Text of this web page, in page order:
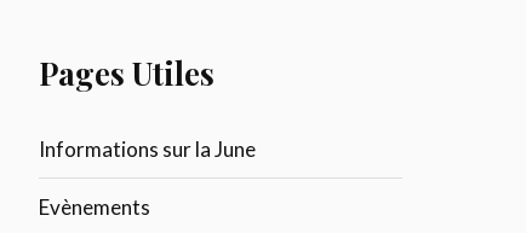
Pages Utiles
Informations sur la June
Evènements